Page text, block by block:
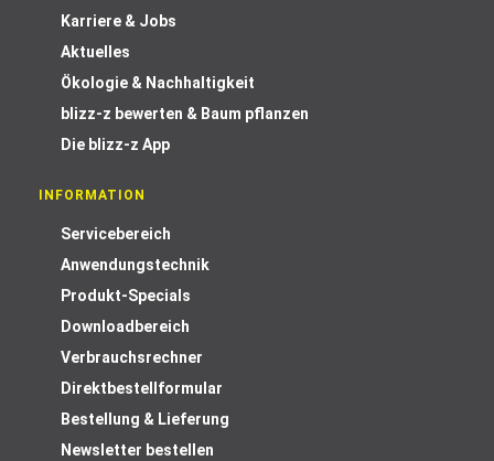
Karriere & Jobs
Aktuelles
Ökologie & Nachhaltigkeit
blizz-z bewerten & Baum pflanzen
Die blizz-z App
INFORMATION
Servicebereich
Anwendungstechnik
Produkt-Specials
Downloadbereich
Verbrauchsrechner
Direktbestellformular
Bestellung & Lieferung
Newsletter bestellen